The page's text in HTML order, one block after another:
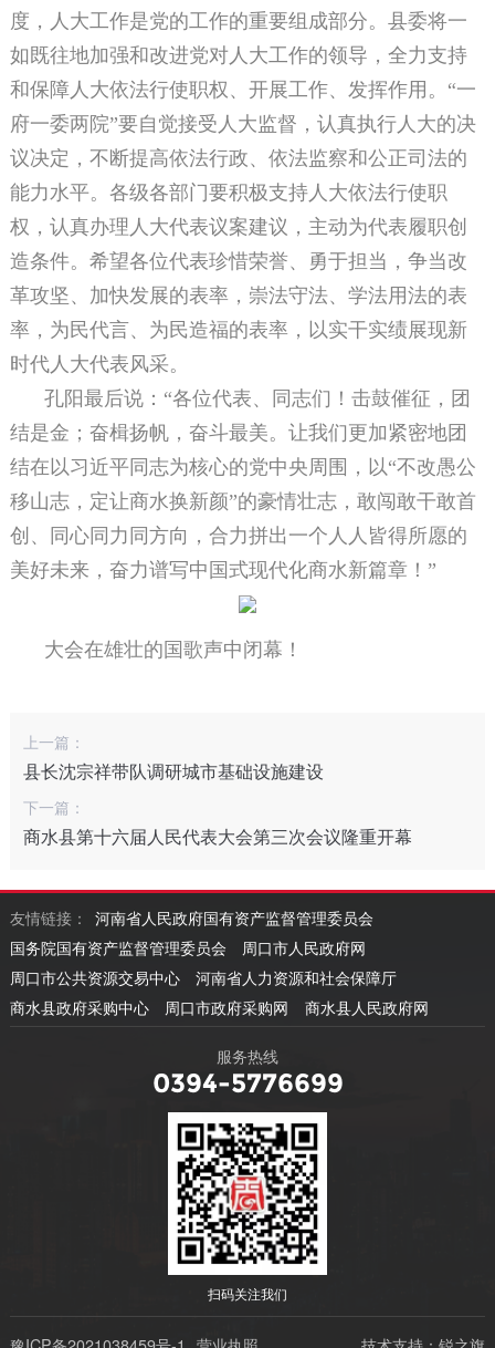
度，人大工作是党的工作的重要组成部分。县委将一
如既往地加强和改进党对人大工作的领导，全力支持
和保障人大依法行使职权、开展工作、发挥作用。“一
府一委两院”要自觉接受人大监督，认真执行人大的决
议决定，不断提高依法行政、依法监察和公正司法的
能力水平。各级各部门要积极支持人大依法行使职
权，认真办理人大代表议案建议，主动为代表履职创
造条件。希望各位代表珍惜荣誉、勇于担当，争当改
革攻坚、加快发展的表率，崇法守法、学法用法的表
率，为民代言、为民造福的表率，以实干实绩展现新
时代人大代表风采。
孔阳最后说：“各位代表、同志们！击鼓催征，团
结是金；奋楫扬帆，奋斗最美。让我们更加紧密地团
结在以习近平同志为核心的党中央周围，以“不改愚公
移山志，定让商水换新颜”的豪情壮志，敢闯敢干敢首
创、同心同力同方向，合力拼出一个人人皆得所愿的
美好未来，奋力谱写中国式现代化商水新篇章！”
大会在雄壮的国歌声中闭幕！
上一篇：
县长沈宗祥带队调研城市基础设施建设
下一篇：
商水县第十六届人民代表大会第三次会议隆重开幕
友情链接：
河南省人民政府国有资产监督管理委员会
国务院国有资产监督管理委员会
周口市人民政府网
周口市公共资源交易中心
河南省人力资源和社会保障厅
商水县政府采购中心
周口市政府采购网 商水县人民政府网
服务热线
0394-5776699
扫码关注我们